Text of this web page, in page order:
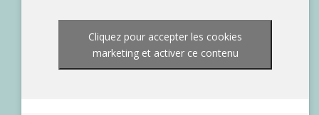
Cliquez pour accepter les cookies
marketing et activer ce contenu